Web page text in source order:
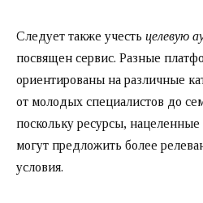
Следует также учесть целевую
посвящен сервис. Разные
ориентированы на различные
от молодых специалистов до
поскольку ресурсы,
могут предложить более
условия.